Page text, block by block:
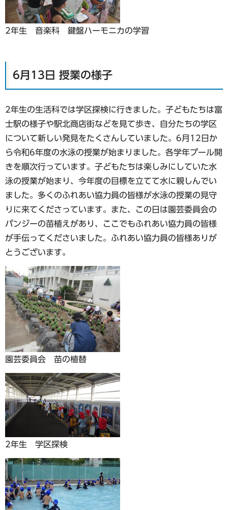
2年生 音楽科 鍵盤ハーモニカの学習
6月13日 授業の様子
2年生の生活科では学区探検に行きました。子どもたちは富
士駅の様子や駅北商店街などを見て歩き、自分たちの学区
について新しい発見をたくさんしていました。6月12日か
ら令和6年度の水泳の授業が始まりました。各学年プール開
きを順次行っています。子どもたちは楽しみにしていた水
泳の授業が始まり、今年度の目標を立てて水に親しんでい
ました。多くのふれあい協力員の皆様が水泳の授業の見守
りに来てくださっています。また、この日は園芸委員会の
パンジーの苗植えがあり、ここでもふれあい協力員の皆様
が手伝ってくださいました。ふれあい協力員の皆様ありが
とうございます。
園芸委員会 苗の植替
2年生 学区探検